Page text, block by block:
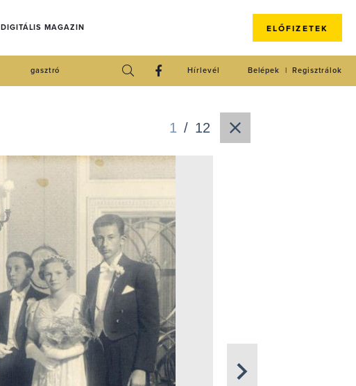
DIGITÁLIS MAGAZIN ELŐFIZETEK
gasztró Regisztrálok
Belépek
Hírlevél
1 / 12